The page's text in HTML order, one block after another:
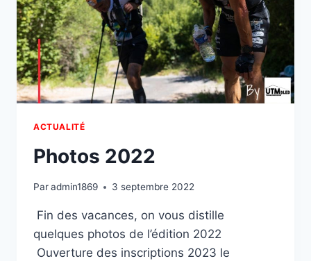
ACTUALITÉ
Photos 2022
Paradmin1869 3 septembre 2022
Fin des vacances, on vous distille
quelques photos de l’édition 2022
Ouverture des inscriptions 2023 le